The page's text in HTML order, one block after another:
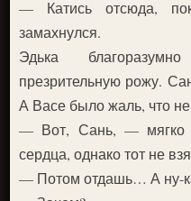
— Катись отсюда,
замахнулся.
Эдька
презрительную рожу.
А Васе было жаль, что
— Вот, Сань, — мягко
сердца, однако тот не
— Потом отдашь… А ну-